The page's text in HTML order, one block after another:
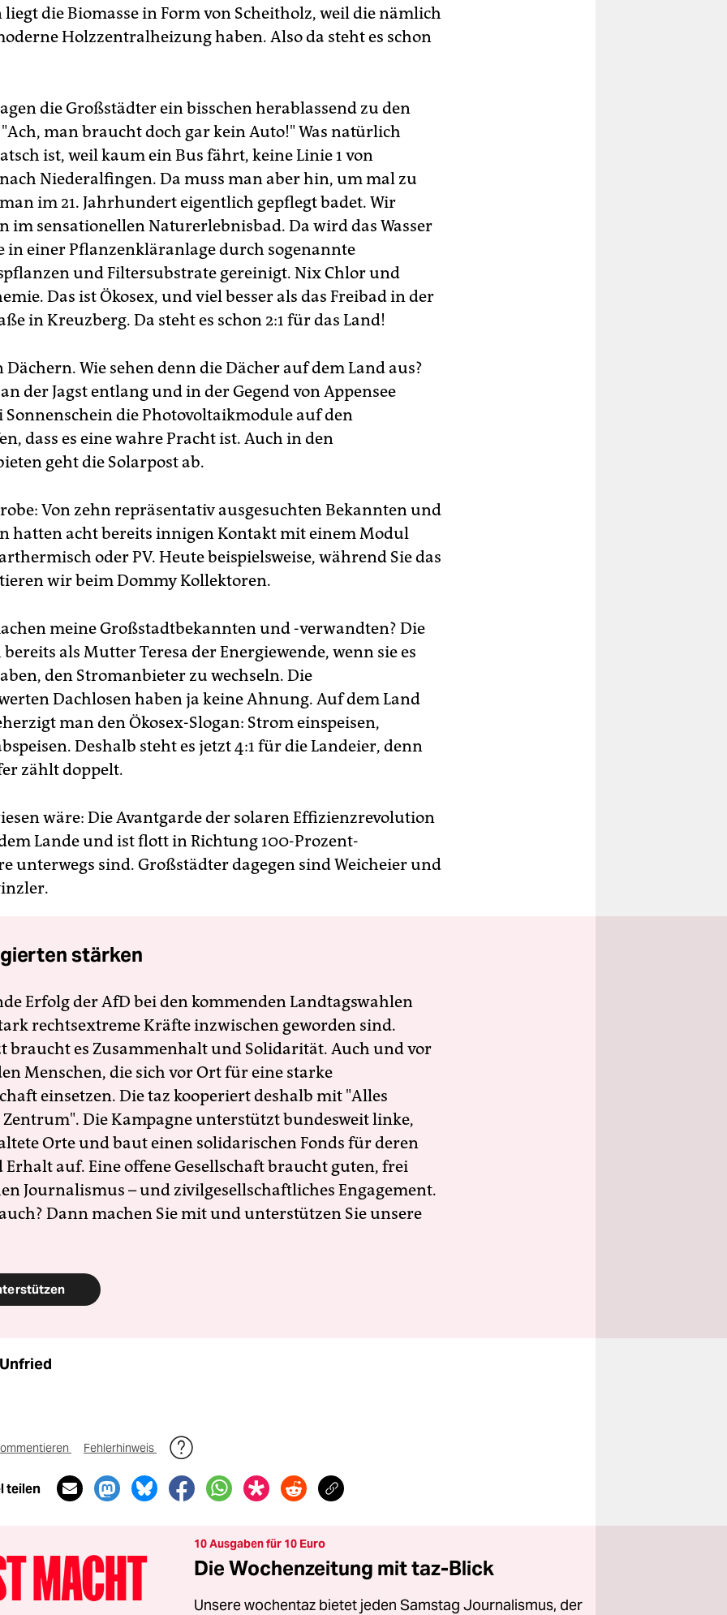
die Biomasse in Form von Scheitholz, weil die nämlich
Holzzentralheizung haben. Also da steht es schon
die Großstädter ein bisschen herablassend zu den
man braucht doch gar kein Auto!" Was natürlich
ist, weil kaum ein Bus fährt, keine Linie 1 von
Niederalfingen. Da muss man aber hin, um mal zu
im 21. Jahrhundert eigentlich gepflegt badet. Wir
im sensationellen Naturerlebnisbad. Da wird das Wasser
in einer Pflanzenkläranlage durch sogenannte
und Filtersubstrate gereinigt. Nix Chlor und
Das ist Ökosex, und viel besser als das Freibad in der
in Kreuzberg. Da steht es schon 2:1 für das Land!
Dächern. Wie sehen denn die Dächer auf dem Land aus?
der Jagst entlang und in der Gegend von Appensee
die Photovoltaikmodule auf den
dass es eine wahre Pracht ist. Auch in den
geht die Solarpost ab.
Von zehn repräsentativ ausgesuchten Bekannten und
hatten acht bereits innigen Kontakt mit einem Modul
oder PV. Heute beispielsweise, während Sie das
wir beim Dommy Kollektoren.
meine Großstadtbekannten und -verwandten? Die
als Mutter Teresa der Energiewende, wenn sie es
den Stromanbieter zu wechseln. Die
Dachlosen haben ja keine Ahnung. Auf dem Land
man den Ökosex-Slogan: Strom einspeisen,
Deshalb steht es jetzt 4:1 für die Landeier, denn
zählt doppelt.
wäre: Die Avantgarde der solaren Effizienzrevolution
Lande und ist flott in Richtung 100-Prozent-
unterwegs sind. Großstädter dagegen sind Weicheier und
stärken
Erfolg der AfD bei den kommenden Landtagswahlen
rechtsextreme Kräfte inzwischen geworden sind.
braucht es Zusammenhalt und Solidarität. Auch und vor
Menschen, die sich vor Ort für eine starke
einsetzen. Die taz kooperiert deshalb mit "Alles
Die Kampagne unterstützt bundesweit linke,
Orte und baut einen solidarischen Fonds für deren
Erhalt auf. Eine offene Gesellschaft braucht guten, frei
Journalismus – und zivilgesellschaftliches Engagement.
Dann machen Sie mit und unterstützen Sie unsere
Fehlerhinweis
teilen
10 Ausgaben für 10 Euro
Die Wochenzeitung mit taz-Blick
Unsere wochentaz bietet jeden Samstag Journalismus, der